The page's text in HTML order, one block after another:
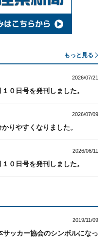
もっと見る
2026/07/21
０日号を発刊しました。
2026/07/09
りやすくなりました。
2026/06/11
０日号を発刊しました。
2019/11/09
サッカー協会のシンボルになっ